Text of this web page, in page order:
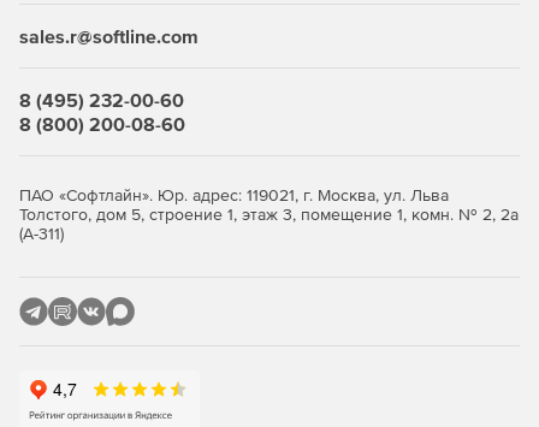
сотрудников, а следовательно – существенно
строй и упрощает сопровождение продукта.
Уникальные технологии обнаружения неизвестных
(при старте системы).
планировщика Windows.
sales.r@softline.com
8 (495) 232-00-60
8 (800) 200-08-60
ПАО «Софтлайн». Юр. адрес: 119021, г. Москва, ул. Льва
Толстого, дом 5, строение 1, этаж 3, помещение 1, комн. № 2, 2а
(А-311)